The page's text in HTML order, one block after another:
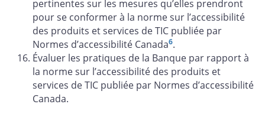
pertinentes sur les mesures qu’elles prendront
pour se conformer à la norme sur l’accessibilité
des produits et services de TIC publiée par
Normes d’accessibilité Canada6.
Évaluer les pratiques de la Banque par rapport à
la norme sur l’accessibilité des produits et
services de TIC publiée par Normes d’accessibilité
Canada.